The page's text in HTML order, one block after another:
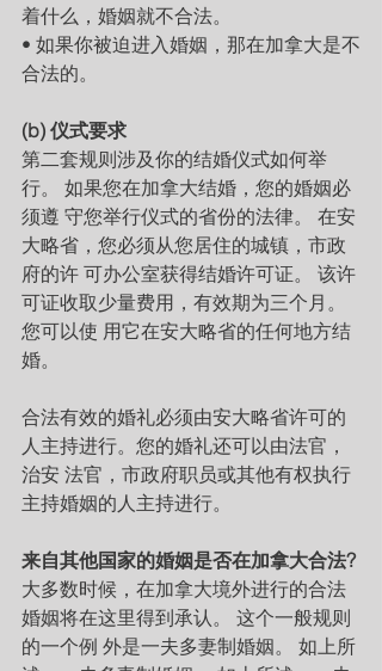
着什么，婚姻就不合法。
• 如果你被迫进入婚姻，那在加拿大是不
合法的。
(b) 仪式要求
第二套规则涉及你的结婚仪式如何举
行。 如果您在加拿大结婚，您的婚姻必
须遵 守您举行仪式的省份的法律。 在安
大略省，您必须从您居住的城镇，市政
府的许 可办公室获得结婚许可证。 该许
可证收取少量费用，有效期为三个月。
您可以使 用它在安大略省的任何地方结
婚。
合法有效的婚礼必须由安大略省许可的
人主持进行。您的婚礼还可以由法官，
治安 法官，市政府职员或其他有权执行
主持婚姻的人主持进行。
来自其他国家的婚姻是否在加拿大合法?
大多数时候，在加拿大境外进行的合法
婚姻将在这里得到承认。 这个一般规则
的一个例 外是一夫多妻制婚姻。 如上所